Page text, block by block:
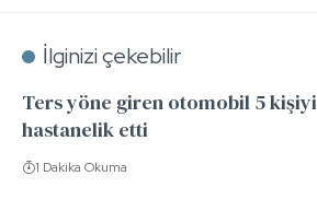
İlginizi çekebilir
Ters yöne giren otomobil 5 kişiyi
hastanelik etti
1 Dakika Okuma